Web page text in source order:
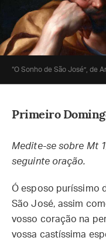
“O Sonho de São José”, de
Primeiro
Medite-se sobre Mt
seguinte oração.
Ó esposo puríssimo
São José, assim
vosso coração na
vossa castíssima